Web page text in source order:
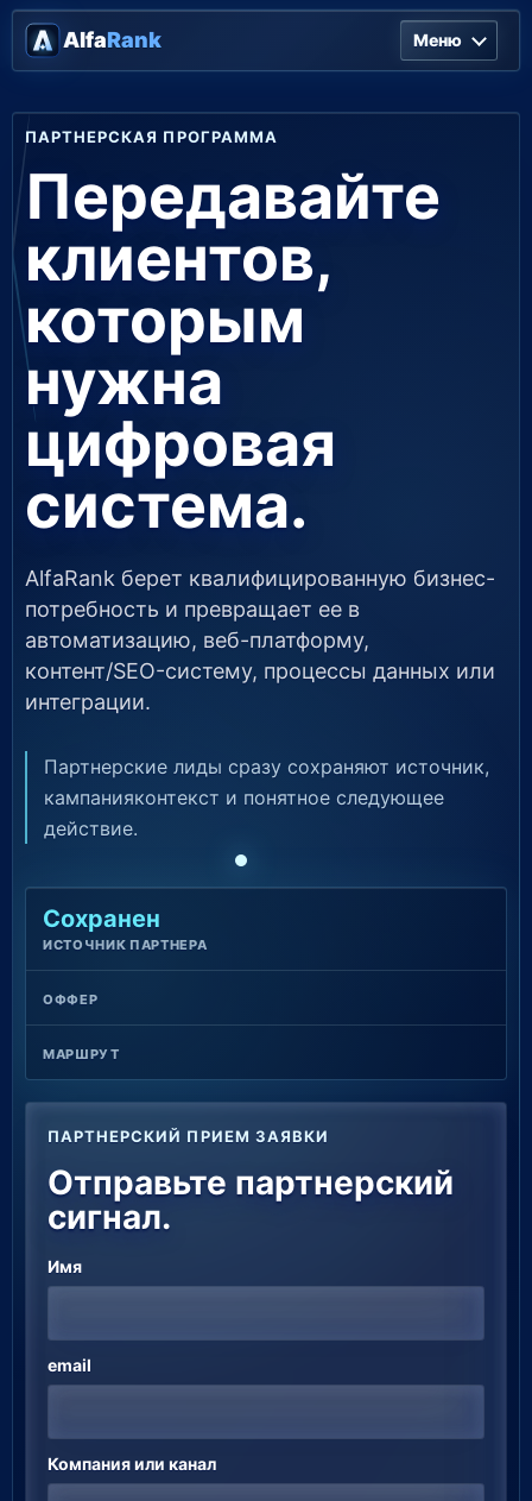
AlfaRank Меню
ПАРТНЕРСКАЯ ПРОГРАММА
Передавайте
клиентов,
которым
нужна
цифровая
система.
AlfaRank берет квалифицированную бизнес-
потребность и превращает ее в
автоматизацию, веб-платформу,
контент/SEO-систему, процессы данных или
интеграции.
Партнерские лиды сразу сохраняют источник,
кампанияконтекст и понятное следующее
действие.
Сохранен
ИСТОЧНИК ПАРТНЕРА
ОФФЕР
МАРШРУТ
ПАРТНЕРСКИЙ ПРИЕМ ЗАЯВКИ
Отправьте партнерский
сигнал.
Сайт компании
Имя
email
Компания или канал